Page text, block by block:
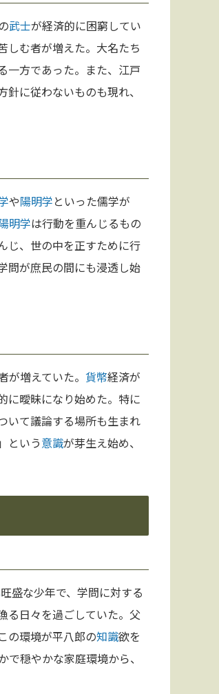
武士が経済的に困窮してい
しむ者が増えた。大名たち
一方であった。また、江戸
に従わないものも現れ、
や陽明学といった儒学が
明学は行動を重んじるもの
じ、世の中を正すために行
問が庶民の間にも浸透し始
増えていた。 貨幣経済が
に曖昧になり始めた。特に
いて議論する場所も生まれ
という意識が芽生え始め、
旺盛な少年で、学問に対する
る日々を過ごしていた。父
の環境が平八郎の知識欲を
穏やかな家庭環境から、